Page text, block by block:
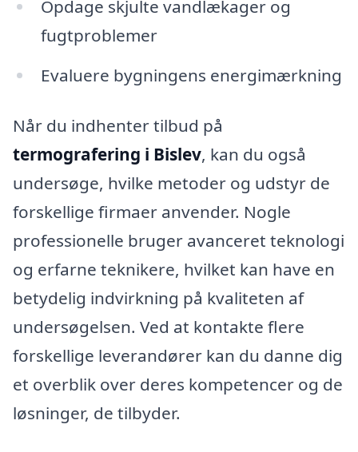
Opdage skjulte vandlækager og
fugtproblemer
Evaluere bygningens energimærkning
Når du indhenter tilbud på
termografering i Bislev, kan du også
undersøge, hvilke metoder og udstyr de
forskellige firmaer anvender. Nogle
professionelle bruger avanceret teknologi
og erfarne teknikere, hvilket kan have en
betydelig indvirkning på kvaliteten af
undersøgelsen. Ved at kontakte flere
forskellige leverandører kan du danne dig
et overblik over deres kompetencer og de
løsninger, de tilbyder.